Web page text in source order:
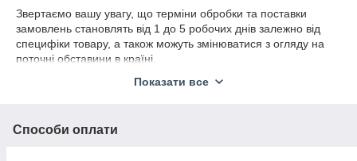
Звертаємо вашу увагу, що терміни обробки та поставки
замовлень становлять від 1 до 5 робочих днів залежно від
специфіки товару, а також можуть змінюватися з огляду на
поточні обставини в країні.
Щиро дякуємо за ваше розуміння!
Показати все
Способи оплати